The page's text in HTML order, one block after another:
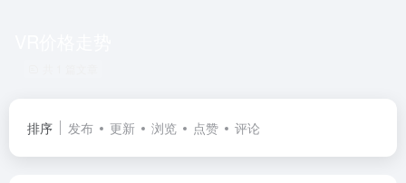
排序 发布 更新 浏览 点赞 评论